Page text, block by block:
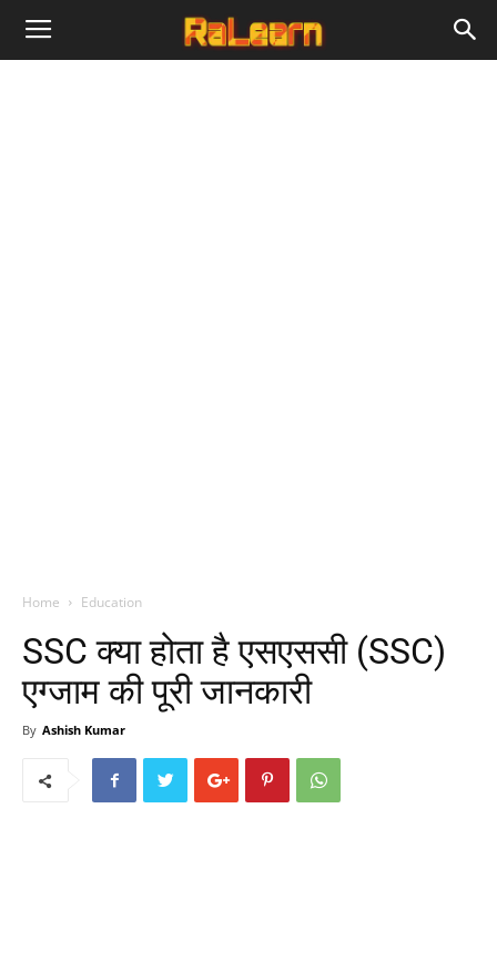
Home Education
SSC क्या होता है एसएससी (SSC)
एग्जाम की पूरी जानकारी
By Ashish Kumar